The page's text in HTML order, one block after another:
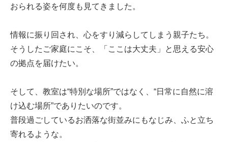
おられる姿を何度も見てきました。
情報に振り回され、心をすり減らしてしまう親子たち。
そうしたご家庭にこそ、「ここは大丈夫」と思える安心
の拠点を届けたい。
そして、教室は“特別な場所”ではなく、“日常に自然に溶
け込む場所”でありたいのです。
普段過ごしているお洒落な街並みにもなじみ、ふと立ち
寄れるような。